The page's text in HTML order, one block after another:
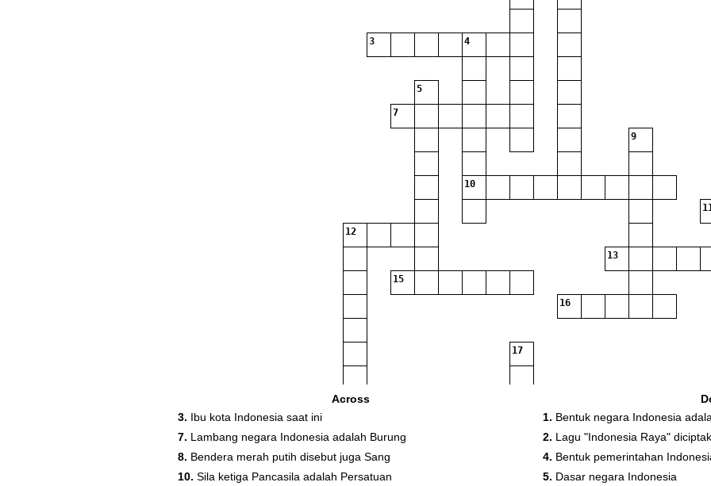
3 4
5
7
9
10
12
13
15
16
17
Across
3. Ibu kota Indonesia saat ini
7. Lambang negara Indonesia adalah Burung
8. Bendera merah putih disebut juga Sang
10. Sila ketiga Pancasila adalah Persatuan
1. Bentuk negara Indonesia
2. Lagu "Indonesia Raya"
4. Bentuk pemerintahan
5. Dasar negara Indonesia